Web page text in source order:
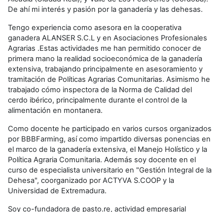
De ahí mi interés y pasión por la ganadería y las dehesas.
Tengo experiencia como asesora en la cooperativa
ganadera ALANSER S.C.L y en Asociaciones Profesionales
Agrarias .Estas actividades me han permitido conocer de
primera mano la realidad socioeconómica de la ganadería
extensiva, trabajando principalmente en asesoramiento y
tramitación de Políticas Agrarias Comunitarias. Asimismo he
trabajado cómo inspectora de la Norma de Calidad del
cerdo ibérico, principalmente durante el control de la
alimentación en montanera.
Como docente he participado en varios cursos organizados
por BBBFarming, así como impartido diversas ponencias en
el marco de la ganadería extensiva, el Manejo Holístico y la
Política Agraria Comunitaria. Además soy docente en el
curso de especialista universitario en "Gestión Integral de la
Dehesa", coorganizado por ACTYVA S.COOP y la
Universidad de Extremadura.
Soy co-fundadora de pasto.re, actividad empresarial